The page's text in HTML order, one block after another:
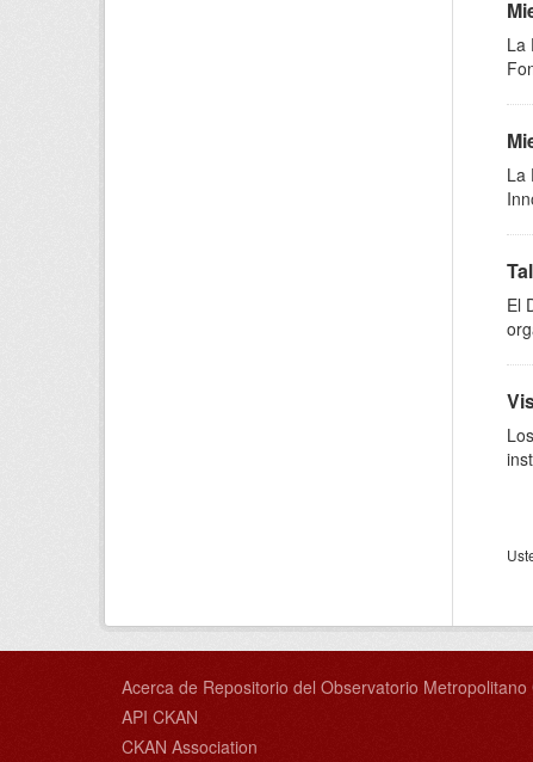
La
La
El
Acerca de Repositorio del Observatorio Metropolitano
API CKAN
CKAN Association